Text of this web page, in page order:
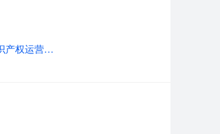
深圳市知小兵知识产权运营管理有限公司